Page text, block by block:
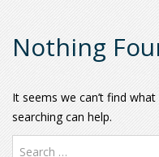
Nothing
It seems we can’t find
searching can help.